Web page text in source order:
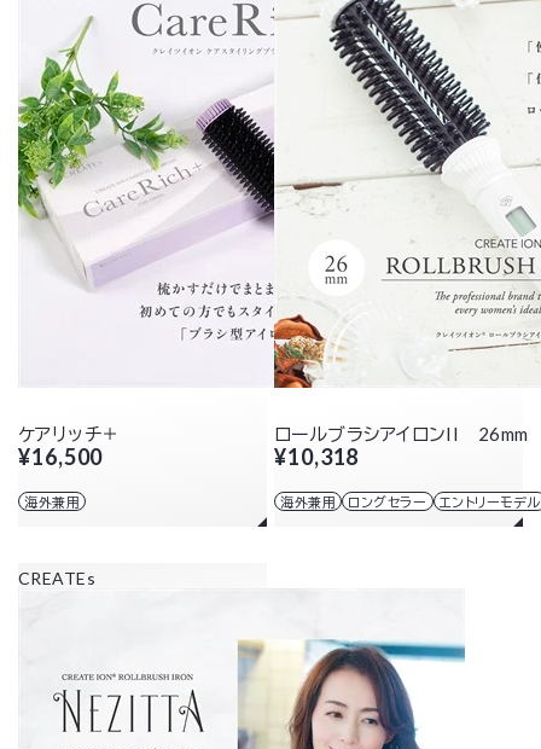
ケアリッチ＋
¥16,500
海外兼用
ロールブラシアイロンII 26mm
¥10,318
海外兼用 ロングセラー エントリーモデル
CREATEs